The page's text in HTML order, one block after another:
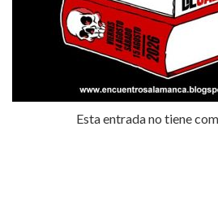
Esta entrada no tiene